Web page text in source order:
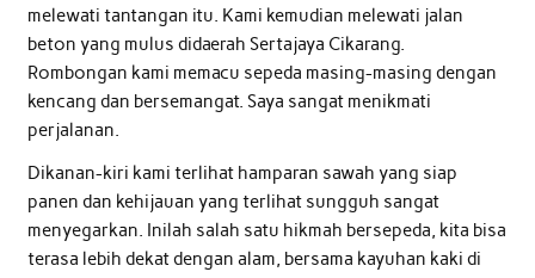
melewati tantangan itu. Kami kemudian melewati jalan
beton yang mulus didaerah Sertajaya Cikarang.
Rombongan kami memacu sepeda masing-masing dengan
kencang dan bersemangat. Saya sangat menikmati
perjalanan.
Dikanan-kiri kami terlihat hamparan sawah yang siap
panen dan kehijauan yang terlihat sungguh sangat
menyegarkan. Inilah salah satu hikmah bersepeda, kita bisa
terasa lebih dekat dengan alam, bersama kayuhan kaki di